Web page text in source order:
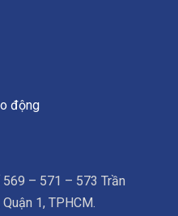
động
569 – 571 – 573 Trần
1, TPHCM.